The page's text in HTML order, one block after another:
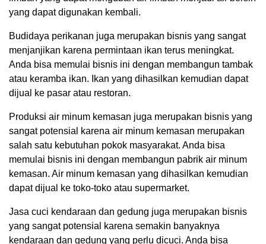
yang dapat digunakan kembali.
Budidaya perikanan juga merupakan bisnis yang sangat
menjanjikan karena permintaan ikan terus meningkat.
Anda bisa memulai bisnis ini dengan membangun tambak
atau keramba ikan. Ikan yang dihasilkan kemudian dapat
dijual ke pasar atau restoran.
Produksi air minum kemasan juga merupakan bisnis yang
sangat potensial karena air minum kemasan merupakan
salah satu kebutuhan pokok masyarakat. Anda bisa
memulai bisnis ini dengan membangun pabrik air minum
kemasan. Air minum kemasan yang dihasilkan kemudian
dapat dijual ke toko-toko atau supermarket.
Jasa cuci kendaraan dan gedung juga merupakan bisnis
yang sangat potensial karena semakin banyaknya
kendaraan dan gedung yang perlu dicuci. Anda bisa